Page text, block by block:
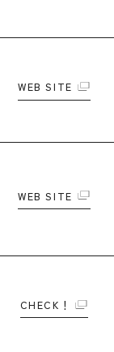
WEB SITE
WEB SITE
CHECK！